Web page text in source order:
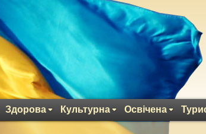
Здорова Культурна Освічена